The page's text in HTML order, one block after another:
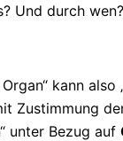
Und durch wen?
kann also
Zustimmung
unter Bezug auf